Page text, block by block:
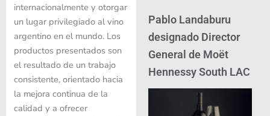
internacionalmente y otorgar
un lugar privilegiado al vino
argentino en el mundo. Los
productos presentados son
el resultado de un trabajo
consistente, orientado hacia
la mejora continua de la
calidad y a ofrecer
Pablo Landaburu
designado Director
General de Moët
Hennessy South LAC